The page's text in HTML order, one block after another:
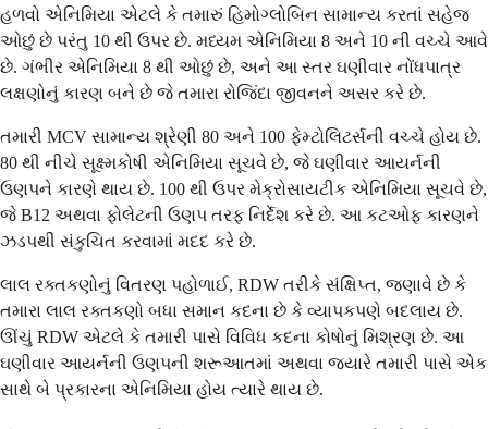
હળવો એનિમિયા એટલે કે તમારું હિમોગ્લોબિન સામાન્ય કરતાં સહેજ
ઓછું છે પરંતુ 10 થી ઉપર છે. મધ્યમ એનિમિયા 8 અને 10 ની વચ્ચે આવે
છે. ગંભીર એનિમિયા 8 થી ઓછું છે, અને આ સ્તર ઘણીવાર નોંધપાત્ર
લક્ષણોનું કારણ બને છે જે તમારા રોજિંદા જીવનને અસર કરે છે.
તમારી MCV સામાન્ય શ્રેણી 80 અને 100 ફેમ્ટોલિટર્સની વચ્ચે હોય છે.
80 થી નીચે સૂક્ષ્મકોષી એનિમિયા સૂચવે છે, જે ઘણીવાર આયર્નની
ઉણપને કારણે થાય છે. 100 થી ઉપર મેક્રોસાયટીક એનિમિયા સૂચવે છે,
જે B12 અથવા ફોલેટની ઉણપ તરફ નિર્દેશ કરે છે. આ કટઓફ કારણને
ઝડપથી સંકુચિત કરવામાં મદદ કરે છે.
લાલ રક્તકણોનું વિતરણ પહોળાઈ, RDW તરીકે સંક્ષિપ્ત, જણાવે છે કે
તમારા લાલ રક્તકણો બધા સમાન કદના છે કે વ્યાપકપણે બદલાય છે.
ઊંચું RDW એટલે કે તમારી પાસે વિવિધ કદના કોષોનું મિશ્રણ છે. આ
ઘણીવાર આયર્નની ઉણપની શરૂઆતમાં અથવા જ્યારે તમારી પાસે એક
સાથે બે પ્રકારના એનિમિયા હોય ત્યારે થાય છે.